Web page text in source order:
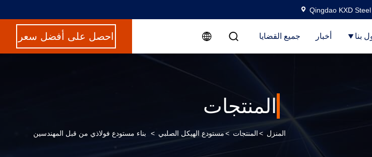
Qingdao KXD
بنا أخبار جميع القضايا احصل على أفضل سعر
المنتجات
المنزل >المنتجات >مستودع الهيكل الصلبي > بناء مستودع فولاذي من قبل المهندسين